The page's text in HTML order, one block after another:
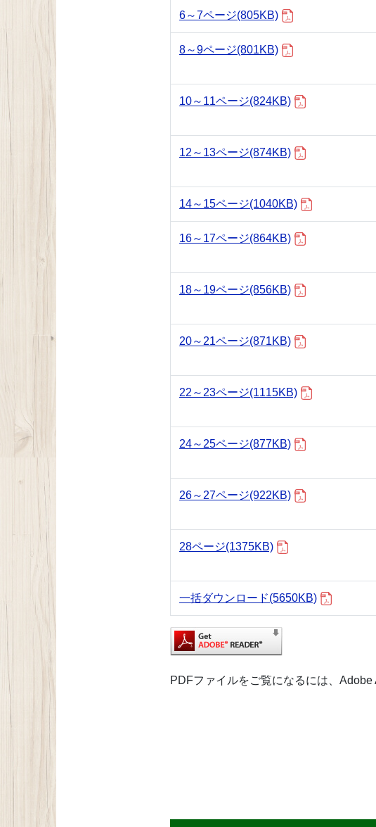
6～7ページ(805KB)
8～9ページ(801KB)
10～11ページ(824KB)
12～13ページ(874KB)
14～15ページ(1040KB)
16～17ページ(864KB)
18～19ページ(856KB)
20～21ページ(871KB)
22～23ページ(1115KB)
24～25ページ(877KB)
26～27ページ(922KB)
28ページ(1375KB)
一括ダウンロード(5650KB)
PDFファイルをご覧になるには、Adobe